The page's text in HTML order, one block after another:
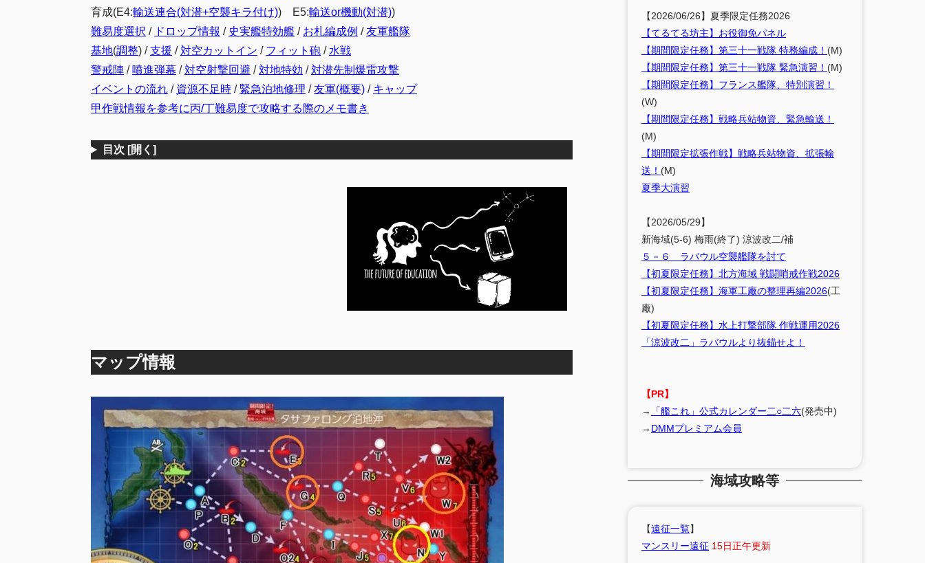
育成(E4:輸送連合(対潜+空襲キラ付け)) E5:輸送or機動(対潜))
難易度選択 / ドロップ情報 / 史実艦特効艦 / お札編成例 /友軍艦隊
基地(調整) /支援 /対空カットイン / フィット砲 / 水戦
警戒陣 / 噴進弾幕 /対空射撃回避 /対地特効 / 対潜先制爆雷攻撃
イベントの流れ / 資源不足時 / 緊急泊地修理 /友軍(概要) / キャップ
甲作戦情報を参考に丙/丁難易度で攻略する際のメモ書き
目次 [開く]
マップ情報
【2026/06/26】夏季限定任務2026
【てるてる坊主】お役御免パネル
【期間限定任務】第三十一戦隊 特務編成！ (M)
【期間限定任務】第三十一戦隊 緊急演習！ (M)
【期間限定任務】フランス艦隊、特別演習！
(W)
【期間限定任務】戦略兵站物資、緊急輸送！
(M)
【期間限定拡張作戦】戦略兵站物資、拡張輸
送！ (M)
夏季大演習
【2026/05/29】
新海域(5-6) 梅雨(終了) 涼波改二/補
５－６ ラバウル空襲艦隊を討て
【初夏限定任務】北方海域 戦闘哨戒作戦2026
【初夏限定任務】海軍工廠の整理再編2026(工
廠)
【初夏限定任務】水上打撃部隊 作戦運用2026
「涼波改二」ラバウルより抜錨せよ！
【PR】
→
「艦これ」公式カレンダー二○二六(発売中)
→ DMMプレミアム会員
海域攻略等
【遠征一覧】
マンスリー遠征 15日正午更新